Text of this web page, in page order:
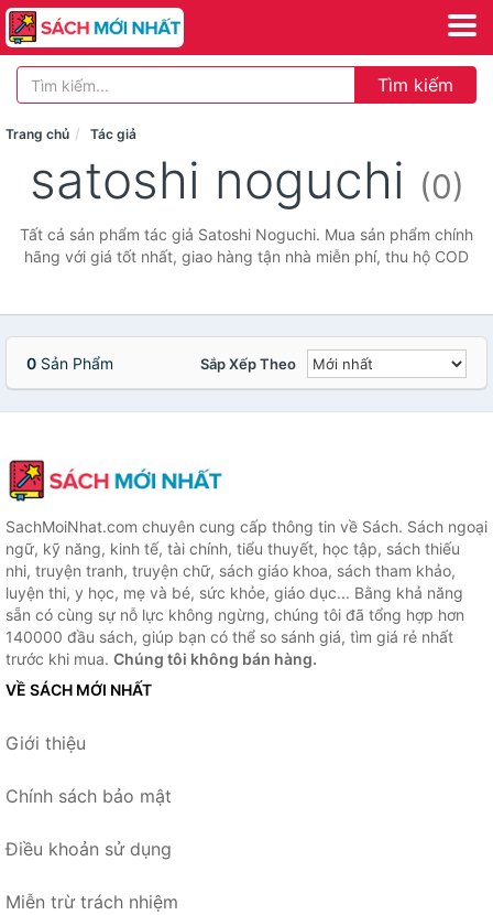
Tìm kiếm
Trang chủ Tác giả
satoshi noguchi (0)
Tất cả sản phẩm tác giả Satoshi Noguchi. Mua sản phẩm chính
hãng với giá tốt nhất, giao hàng tận nhà miễn phí, thu hộ COD
0 Sản Phẩm Sắp Xếp Theo
SachMoiNhat.com chuyên cung cấp thông tin về Sách. Sách ngoại
ngữ, kỹ năng, kinh tế, tài chính, tiểu thuyết, học tập, sách thiếu
nhi, truyện tranh, truyện chữ, sách giáo khoa, sách tham khảo,
luyện thi, y học, mẹ và bé, sức khỏe, giáo dục... Bằng khả năng
sẵn có cùng sự nỗ lực không ngừng, chúng tôi đã tổng hợp hơn
140000 đầu sách, giúp bạn có thể so sánh giá, tìm giá rẻ nhất
trước khi mua. Chúng tôi không bán hàng.
VỀ SÁCH MỚI NHẤT
Giới thiệu
Chính sách bảo mật
Điều khoản sử dụng
Miễn trừ trách nhiệm